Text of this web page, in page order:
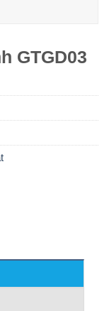
GTGD03